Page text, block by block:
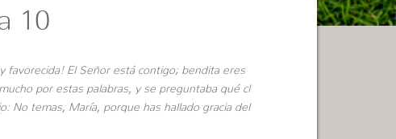
10
favorecida! El Señor está contigo; bendita eres
por estas palabras, y se preguntaba qué cl
No temas, María, porque has hallado gracia del